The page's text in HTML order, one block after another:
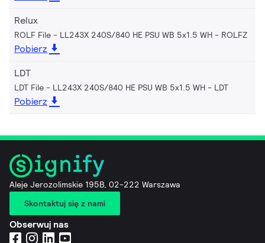
Relux
ROLF File - LL243X 240S/840 HE PSU WB 5x1.5 WH ROLFZ
Pobierz
LDT
LDT File - LL243X 240S/840 HE PSU WB 5x1.5 WH LDT
Pobierz
Aleje Jerozolimskie 195B, 02-222 Warszawa
Skontaktuj się z nami
Obserwuj nas